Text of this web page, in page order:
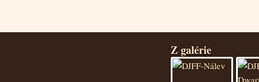
Z galérie